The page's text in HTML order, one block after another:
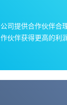
公司提供合作伙伴合
作伙伴获得更高的利润